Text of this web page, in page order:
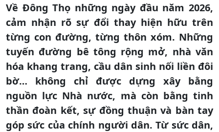
Về Đông Thọ những ngày đầu năm 2026,
cảm nhận rõ sự đổi thay hiện hữu trên
từng con đường, từng thôn xóm. Những
tuyến đường bê tông rộng mở, nhà văn
hóa khang trang, cầu dân sinh nối liền đôi
bờ… không chỉ được dựng xây bằng
nguồn lực Nhà nước, mà còn bằng tinh
thần đoàn kết, sự đồng thuận và bàn tay
góp sức của chính người dân. Từ sức dân,